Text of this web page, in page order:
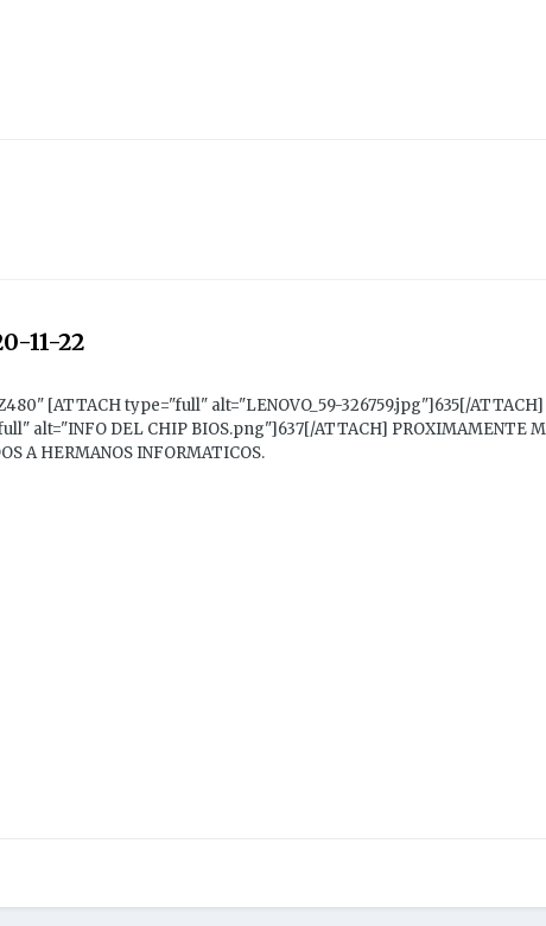
11-22
[ATTACH type="full" alt="LENOVO_59-326759.jpg"]635[/
alt="INFO DEL CHIP BIOS.png"]637[/ATTACH] PROXIMAMENTE
A HERMANOS INFORMATICOS.